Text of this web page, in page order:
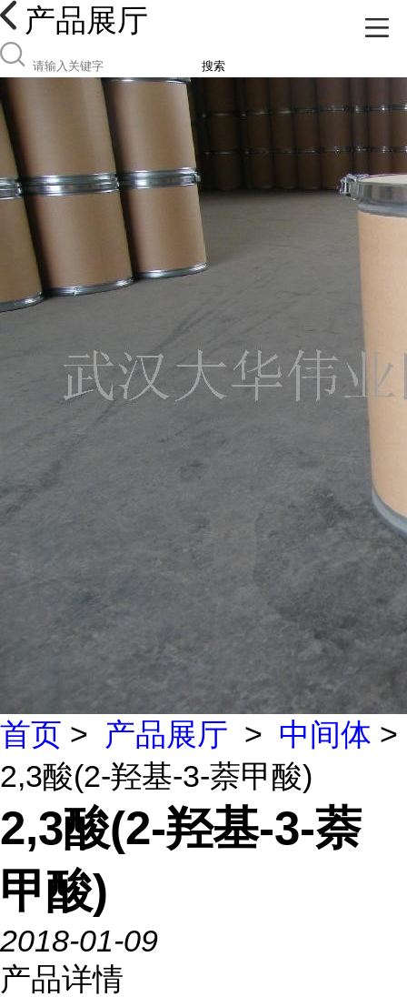
产品展厅
搜索
首页 > 产品展厅 > 中间体 >
2,3酸(2-羟基-3-萘甲酸)
2,3酸(2-羟基-3-萘
甲酸)
2018-01-09
产品详情